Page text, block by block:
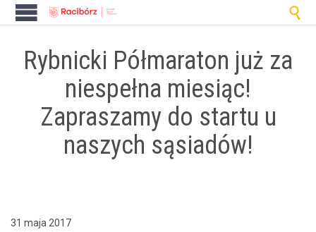

Rybnicki Półmaraton już za
niespełna miesiąc!
Zapraszamy do startu u
naszych sąsiadów!
31 maja 2017